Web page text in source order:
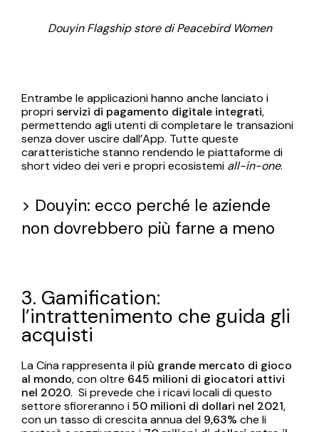
Douyin Flagship store di Peacebird Women
Entrambe le applicazioni hanno anche lanciato i
propriservizi di pagamento digitale integrati,
permettendo agli utenti di completare le transazioni
senza dover uscire dall’App. Tutte queste
caratteristiche stanno rendendo le piattaforme di
short video dei veri e propri ecosistemi all-in-one.
> Douyin: ecco perché le aziende
non dovrebbero più farne a meno
3. Gamification:
l’intrattenimento che guida gli
acquisti
La Cina rappresenta il più grande mercato di gioco
al mondo, con oltre 645 milioni di giocatori attivi
nel 2020. Si prevede che i ricavi locali di questo
settore sfioreranno i50 milioni di dollari nel 2021,
con un tasso di crescita annua del 9,63% che li